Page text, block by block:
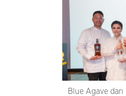
Blue Agave